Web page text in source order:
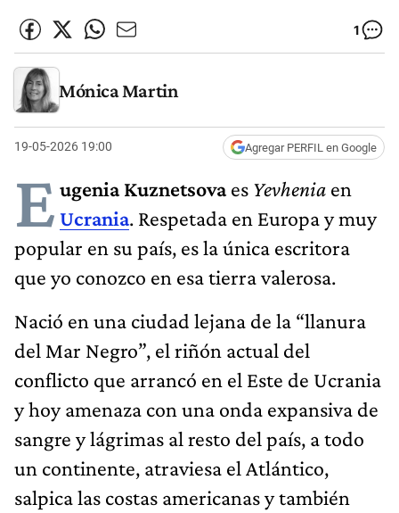
1
Mónica Martin
19-05-2026 19:00 Agregar PERFIL en Google
E ugenia Kuznetsovaes Yevhenia en
Ucrania. Respetada en Europa y muy
popular en su país, es la única escritora
que yo conozco en esa tierra valerosa.
Nació en una ciudad lejana de la “llanura
del Mar Negro”, el riñón actual del
conflicto que arrancó en el Este de Ucrania
y hoy amenaza con una onda expansiva de
sangre y lágrimas al resto del país, a todo
un continente, atraviesa el Atlántico,
salpica las costas americanas y también